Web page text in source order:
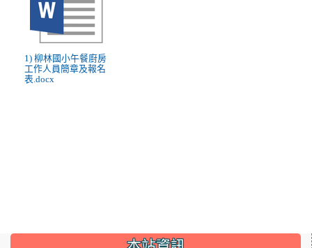
1) 柳林國小午餐廚房
工作人員簡章及報名
表.docx
:::